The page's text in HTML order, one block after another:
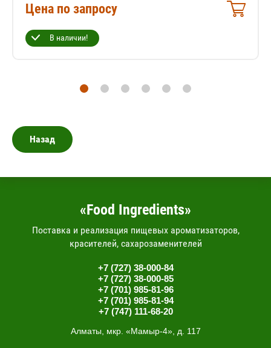
Цена по запросу
В наличии!
Назад
«Food Ingredients»
Поставка и реализация пищевых ароматизаторов,
красителей, сахарозаменителей
+7 (727) 38-000-84
+7 (727) 38-000-85
+7 (701) 985-81-96
+7 (701) 985-81-94
+7 (747) 111-68-20
Алматы, мкр. «Мамыр-4», д. 117